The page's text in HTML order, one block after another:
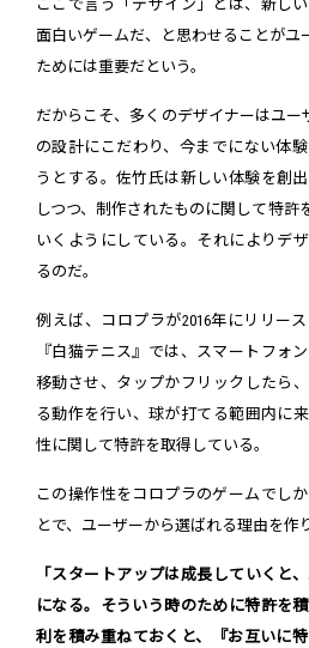
ここで言う「デザイン」とは、新し
面白いゲームだ、と思わせることがユ
ためには重要だという。
だからこそ、多くのデザイナーはユー
の設計にこだわり、今までにない体
うとする。佐竹氏は新しい体験を創
しつつ、制作されたものに関して特許
いくようにしている。それによりデ
るのだ。
例えば、コロプラが2016年にリリー
『白猫テニス』では、スマートフォ
移動させ、タップかフリックしたら
る動作を行い、球が打てる範囲内に
性に関して特許を取得している。
この操作性をコロプラのゲームでし
とで、ユーザーから選ばれる理由を作
「スタートアップは成長していくと
になる。そういう時のために特許を
利を積み重ねておくと、『お互いに